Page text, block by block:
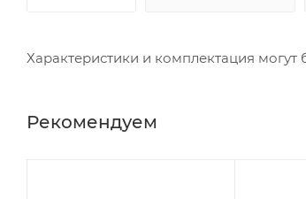
Характеристики и комплектация
Рекомендуем